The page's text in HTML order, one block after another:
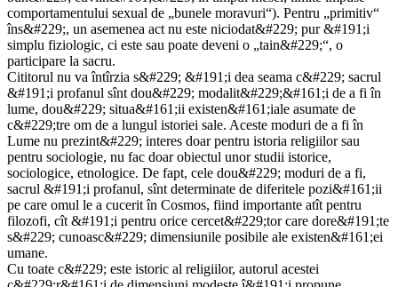
comportamentului sexual de „bunele moravuri“). Pentru „primitiv“
îns&#229;, un asemenea act nu este niciodat&#229; pur &#191;i
simplu fiziologic, ci este sau poate deveni o „tain&#229;“, o
participare la sacru.
Cititorul nu va întîrzia s&#229; &#191;i dea seama c&#229; sacrul
&#191;i profanul sînt dou&#229; modalit&#229;&#161;i de a fi în
lume, dou&#229; situa&#161;ii existen&#161;iale asumate de
c&#229;tre om de a lungul istoriei sale. Aceste moduri de a fi în
Lume nu prezint&#229; interes doar pentru istoria religiilor sau
pentru sociologie, nu fac doar obiectul unor studii istorice,
sociologice, etnologice. De fapt, cele dou&#229; moduri de a fi,
sacrul &#191;i profanul, sînt determinate de diferitele pozi&#161;ii
pe care omul le a cucerit în Cosmos, fiind importante atît pentru
filozofi, cît &#191;i pentru orice cercet&#229;tor care dore&#191;te
s&#229; cunoasc&#229; dimensiunile posibile ale existen&#161;ei
umane.
Cu toate c&#229; este istoric al religiilor, autorul acestei